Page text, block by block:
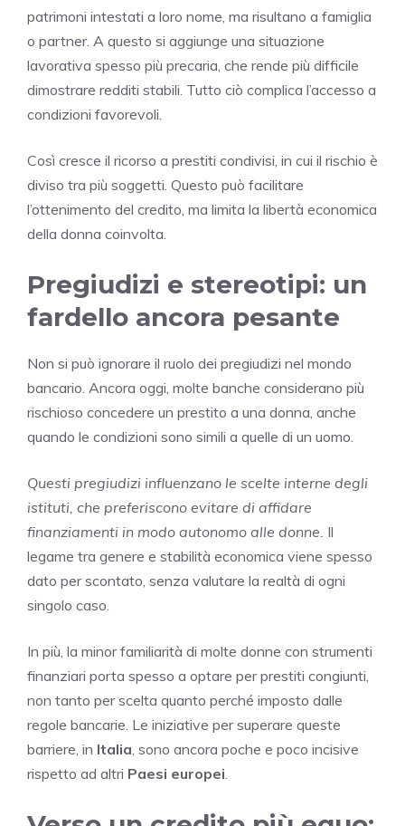
patrimoni intestati a loro nome, ma risultano a famiglia
o partner. A questo si aggiunge una situazione
lavorativa spesso più precaria, che rende più difficile
dimostrare redditi stabili. Tutto ciò complica l’accesso a
condizioni favorevoli.
Così cresce il ricorso a prestiti condivisi, in cui il rischio è
diviso tra più soggetti. Questo può facilitare
l’ottenimento del credito, ma limita la libertà economica
della donna coinvolta.
Pregiudizi e stereotipi: un
fardello ancora pesante
Non si può ignorare il ruolo dei pregiudizi nel mondo
bancario. Ancora oggi, molte banche considerano più
rischioso concedere un prestito a una donna, anche
quando le condizioni sono simili a quelle di un uomo.
Questi pregiudizi influenzano le scelte interne degli
istituti, che preferiscono evitare di affidare
finanziamenti in modo autonomo alle donne. Il
legame tra genere e stabilità economica viene spesso
dato per scontato, senza valutare la realtà di ogni
singolo caso.
In più, la minor familiarità di molte donne con strumenti
finanziari porta spesso a optare per prestiti congiunti,
non tanto per scelta quanto perché imposto dalle
regole bancarie. Le iniziative per superare queste
barriere, in Italia , sono ancora poche e poco incisive
rispetto ad altri Paesi europei